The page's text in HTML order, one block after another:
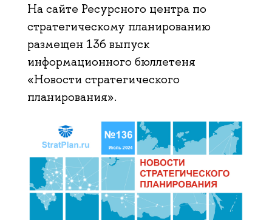
На сайте Ресурсного центра по
стратегическому планированию
размещен 136 выпуск
информационного бюллетеня
«Новости стратегического
планирования».